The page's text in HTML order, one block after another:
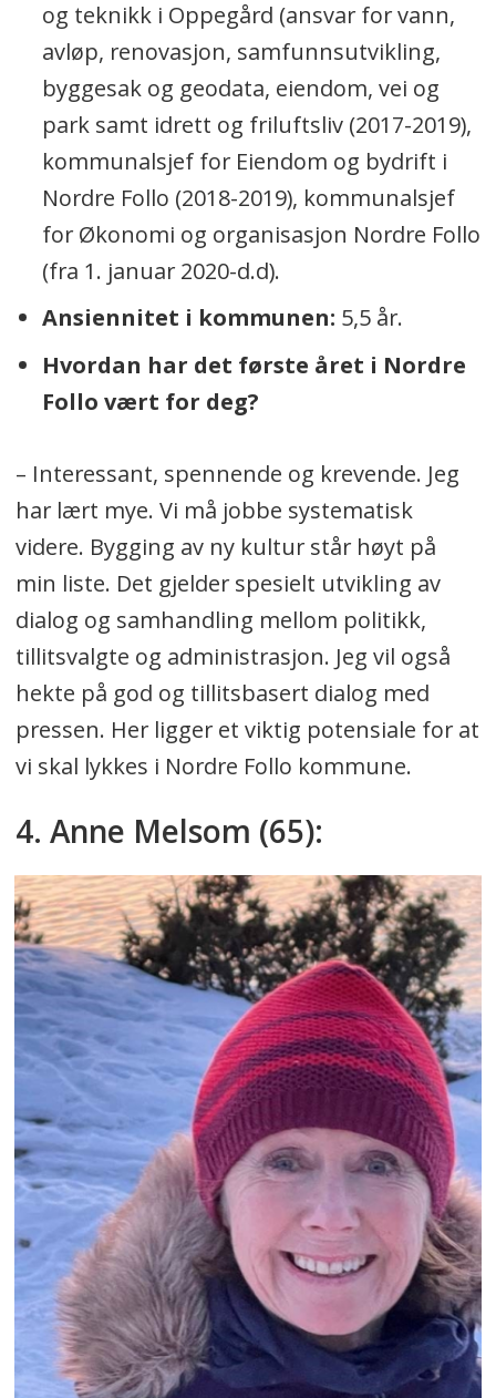
og teknikk i Oppegård (ansvar for vann,
avløp, renovasjon, samfunnsutvikling,
byggesak og geodata, eiendom, vei og
park samt idrett og friluftsliv (2017-2019),
kommunalsjef for Eiendom og bydrift i
Nordre Follo (2018-2019), kommunalsjef
for Økonomi og organisasjon Nordre Follo
(fra 1. januar 2020-d.d).
Ansiennitet i kommunen: 5,5 år.
Hvordan har det første året i Nordre
Follo vært for deg?
– Interessant, spennende og krevende. Jeg
har lært mye. Vi må jobbe systematisk
videre. Bygging av ny kultur står høyt på
min liste. Det gjelder spesielt utvikling av
dialog og samhandling mellom politikk,
tillitsvalgte og administrasjon. Jeg vil også
hekte på god og tillitsbasert dialog med
pressen. Her ligger et viktig potensiale for at
vi skal lykkes i Nordre Follo kommune.
4. Anne Melsom (65):